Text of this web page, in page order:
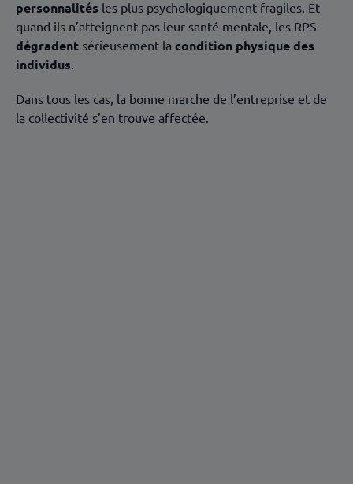
personnalités les plus psychologiquement fragiles. Et
quand ils n’atteignent pas leur santé mentale, les RPS
dégradent sérieusement la condition physique des
individus.
Dans tous les cas, la bonne marche de l’entreprise et de
la collectivité s’en trouve affectée.